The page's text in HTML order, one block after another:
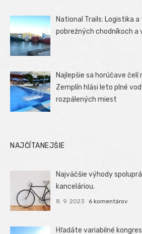
National Trails: Logistika
pobrežných chodníkoch a
Najlepšie sa horúčave čelí
Zemplín hlási leto plné
rozpálených miest
NAJČÍTANEJŠIE
Najväčšie výhody
kanceláriou.
8. 9. 2023 6 komentárov
Hľadáte variabilné